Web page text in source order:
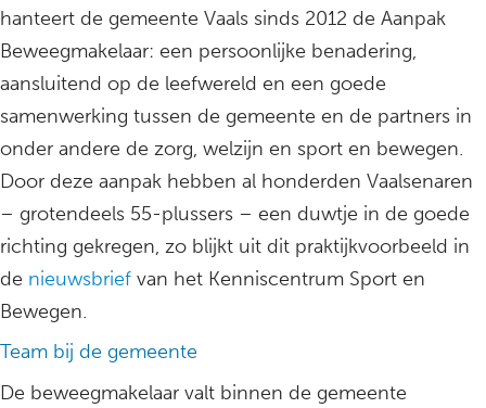
hanteert de gemeente Vaals sinds 2012 de Aanpak
Beweegmakelaar: een persoonlijke benadering,
aansluitend op de leefwereld en een goede
samenwerking tussen de gemeente en de partners in
onder andere de zorg, welzijn en sport en bewegen.
Door deze aanpak hebben al honderden Vaalsenaren
– grotendeels 55-plussers – een duwtje in de goede
richting gekregen, zo blijkt uit dit praktijkvoorbeeld in
de nieuwsbrief van het Kenniscentrum Sport en
Bewegen.
Team bij de gemeente
De beweegmakelaar valt binnen de gemeente